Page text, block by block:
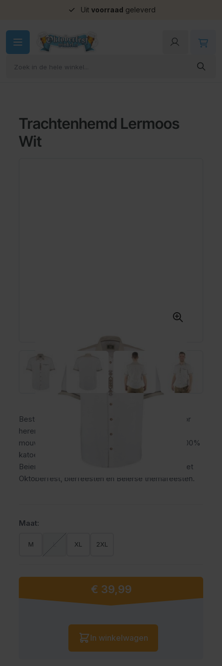
Uit voorraad geleverd
Trachtenhemd Lermoos
Wit
Bestel het traditionele Oktoberfest overhemd voor
heren: het Trachtenhemd Lermoos wit met korte
mouwen. Dit luxe trachtenhemd is gemaakt van 100%
katoen en combineert comfort met een stijlvolle
Beierse uitstraling. Ideaal voor warme dagen op het
Oktoberfest, bierfeesten en Beierse themafeesten.
Maat:
M L XL 2XL
Vanaf:
€ 39,99
Aantal
In winkelwagen